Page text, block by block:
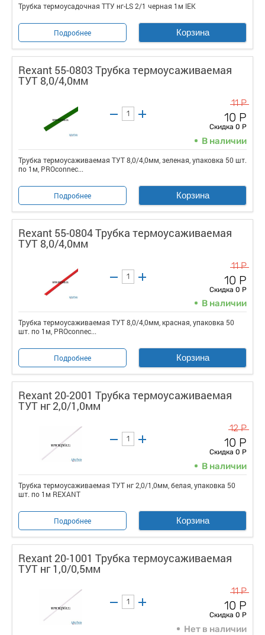
Трубка термоусадочная ТТУ нг-LS 2/1 черная 1м IEK
Подробнее Корзина
Rexant 55-0803 Трубка термоусаживаемая
ТУТ 8,0/4,0мм
11 Р
10 Р
Скидка 0 Р
В наличии
Трубка термоусаживаемая ТУТ 8,0/4,0мм, зеленая, упаковка 50 шт.
по 1м, PROconnec...
Подробнее Корзина
Rexant 55-0804 Трубка термоусаживаемая
ТУТ 8,0/4,0мм
11 Р
10 Р
Скидка 0 Р
В наличии
Трубка термоусаживаемая ТУТ 8,0/4,0мм, красная, упаковка 50
шт. по 1м, PROconnec...
Подробнее Корзина
Rexant 20-2001 Трубка термоусаживаемая
ТУТ нг 2,0/1,0мм
12 Р
10 Р
Скидка 0 Р
В наличии
Трубка термоусаживаемая ТУТ нг 2,0/1,0мм, белая, упаковка 50
шт. по 1м REXANT
Подробнее Корзина
Rexant 20-1001 Трубка термоусаживаемая
ТУТ нг 1,0/0,5мм
11 Р
10 Р
Скидка 0 Р
Нет в наличии